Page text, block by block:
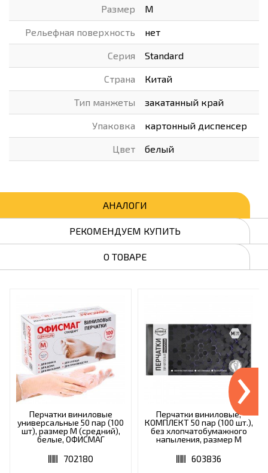
Размер M
Рельефная поверхность нет
Серия Standard
Страна Китай
Тип манжеты закатанный край
Упаковка картонный диспенсер
Цвет белый
АНАЛОГИ
РЕКОМЕНДУЕМ КУПИТЬ
О ТОВАРЕ
Перчатки виниловые
универсальные 50 пар (100
шт), размер M (средний),
белые, ОФИСМАГ
702180
Перчатки виниловые,
КОМПЛЕКТ 50 пар (100 шт.),
без хлопчатобумажного
напыления, размер М
603836
›